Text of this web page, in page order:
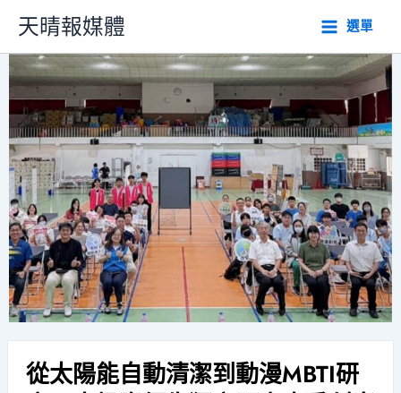
主
要
內
容
天晴報媒體 選單
從太陽能自動清潔到動漫MBTI研